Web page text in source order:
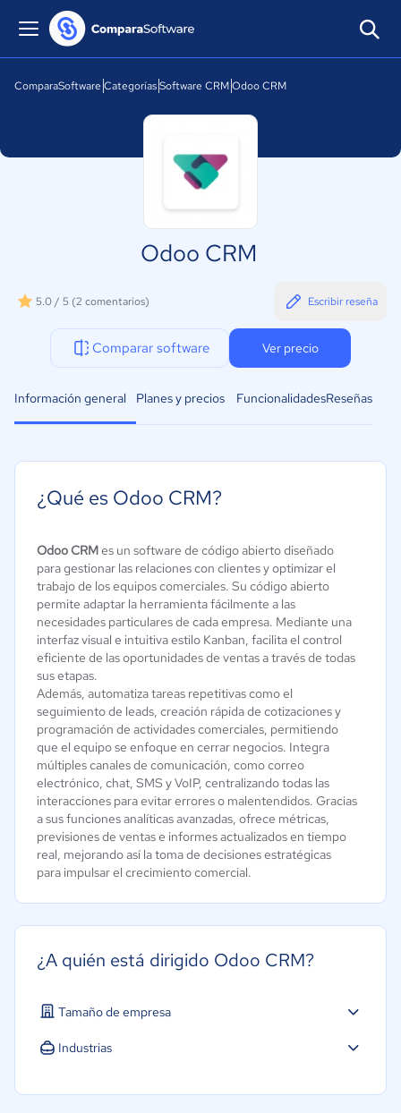
ComparaSoftware CategoríasSoftware CRMOdoo CRM
Odoo CRM
5.0 / 5 (2 comentarios) Escribir reseña
Comparar software Ver precio
Información general Planes y precios FuncionalidadesReseñas
¿Qué es Odoo CRM?
Odoo CRMes un software de código abierto diseñado
para gestionar las relaciones con clientes y optimizar el
trabajo de los equipos comerciales. Su código abierto
permite adaptar la herramienta fácilmente a las
necesidades particulares de cada empresa. Mediante una
interfaz visual e intuitiva estilo Kanban, facilita el control
eficiente de las oportunidades de ventas a través de todas
sus etapas.
Además, automatiza tareas repetitivas como el
seguimiento de leads, creación rápida de cotizaciones y
programación de actividades comerciales, permitiendo
que el equipo se enfoque en cerrar negocios. Integra
múltiples canales de comunicación, como correo
electrónico, chat, SMS y VoIP, centralizando todas las
interacciones para evitar errores o malentendidos. Gracias
a sus funciones analíticas avanzadas, ofrece métricas,
previsiones de ventas e informes actualizados en tiempo
real, mejorando así la toma de decisiones estratégicas
para impulsar el crecimiento comercial.
¿A quién está dirigido Odoo CRM?
Tamaño de empresa
Micro: 1 a 9 trabajadores
Industrias